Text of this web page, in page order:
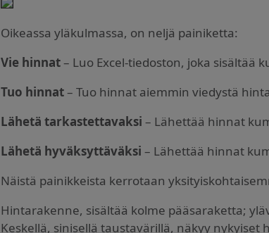
Oikeassa yläkulmassa, on neljä painiketta:
Vie hinnat– Luo Excel-tiedoston, joka sisältää
Tuo hinnat– Tuo hinnat aiemmin viedystä
Lähetä tarkastettavaksi – Lähettää hinnat
Lähetä hyväksyttäväksi – Lähettää hinnat
Näistä painikkeista kerrotaan
Hintarakenne, sisältää kolme pääsaraketta;
Keskellä, sinisellä taustavärillä, näkyy nykyiset